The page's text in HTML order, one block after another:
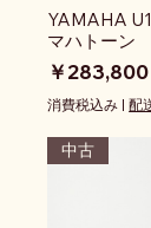
YAMAHA
マハトーン
価格
￥283,800
消費税込み |配
中古